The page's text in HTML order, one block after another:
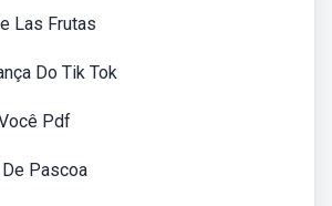
Las Frutas
Do Tik Tok
Pdf
Pascoa